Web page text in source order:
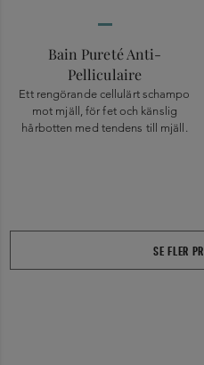
Bain Pureté Anti-
Pelliculaire
Ett rengörande cellulärt schampo
mot mjäll, för fet och känslig
hårbotten med tendens till mjäll.
SE FLER